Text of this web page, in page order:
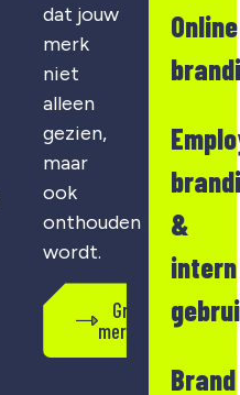
dat jouw
merk
niet
alleen
gezien,
maar
ook
onthouden
wordt.
Gratis
merkscan
Online
&
intern
Brand